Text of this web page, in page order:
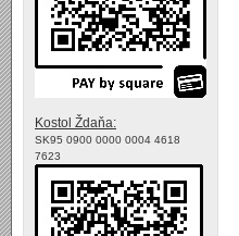
Kostol Ždaňa:
SK95 0900 0000 0004 4618
7623